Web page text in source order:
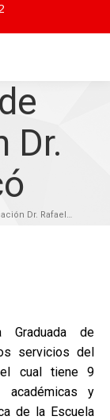
Dr.
Dr. Rafael…
de
servicios del
cual tiene 9
académicas y
de la Escuela